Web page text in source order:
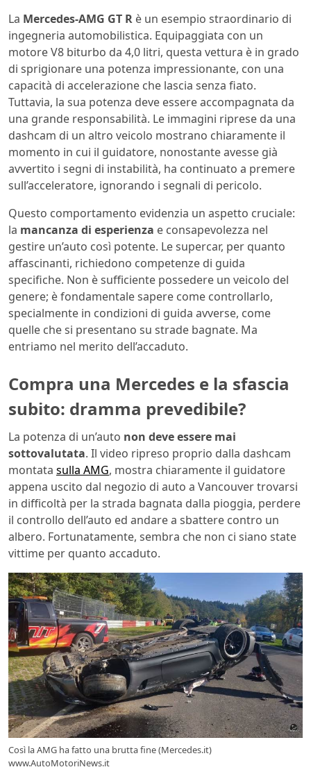
La Mercedes-AMG GT R è un esempio straordinario di
ingegneria automobilistica. Equipaggiata con un
motore V8 biturbo da 4,0 litri, questa vettura è in grado
di sprigionare una potenza impressionante, con una
capacità di accelerazione che lascia senza fiato.
Tuttavia, la sua potenza deve essere accompagnata da
una grande responsabilità. Le immagini riprese da una
dashcam di un altro veicolo mostrano chiaramente il
momento in cui il guidatore, nonostante avesse già
avvertito i segni di instabilità, ha continuato a premere
sull’acceleratore, ignorando i segnali di pericolo.
Questo comportamento evidenzia un aspetto cruciale:
la mancanza di esperienza e consapevolezza nel
gestire un’auto così potente. Le supercar, per quanto
affascinanti, richiedono competenze di guida
specifiche. Non è sufficiente possedere un veicolo del
genere; è fondamentale sapere come controllarlo,
specialmente in condizioni di guida avverse, come
quelle che si presentano su strade bagnate. Ma
entriamo nel merito dell’accaduto.
Compra una Mercedes e la sfascia
subito: dramma prevedibile?
La potenza di un’auto non deve essere mai
sottovalutata. Il video ripreso proprio dalla dashcam
montata sulla AMG, mostra chiaramente il guidatore
appena uscito dal negozio di auto a Vancouver trovarsi
in difficoltà per la strada bagnata dalla pioggia, perdere
il controllo dell’auto ed andare a sbattere contro un
albero. Fortunatamente, sembra che non ci siano state
vittime per quanto accaduto.
Così la AMG ha fatto una brutta fine (Mercedes.it)
www.AutoMotoriNews.it